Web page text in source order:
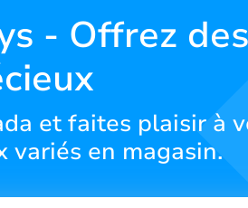
- Offrez des
et faites plaisir à
variés en magasin.